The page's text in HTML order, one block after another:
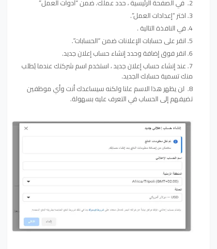
في الصفحة الرئيسية ، حدد عملك. ضمن “أدوات العمل”
اختر “إعدادات العمل”.
في النافذة التالية .
انقر على حسابات الإعلانات ضمن “الحسابات”.
انقر فوق إضافة وحدد إنشاء حساب إعلان جديد.
عند إنشاء حساب إعلان جديد ، استخدم اسم شركتك عندما يُطلب
منك تسمية حسابك الجديد.
لن يظهر هذا الاسم علنا ولكنه سيساعدك أنت وأي موظفين
تضيفهم إلى الحساب في التعرف عليه بسهولة.